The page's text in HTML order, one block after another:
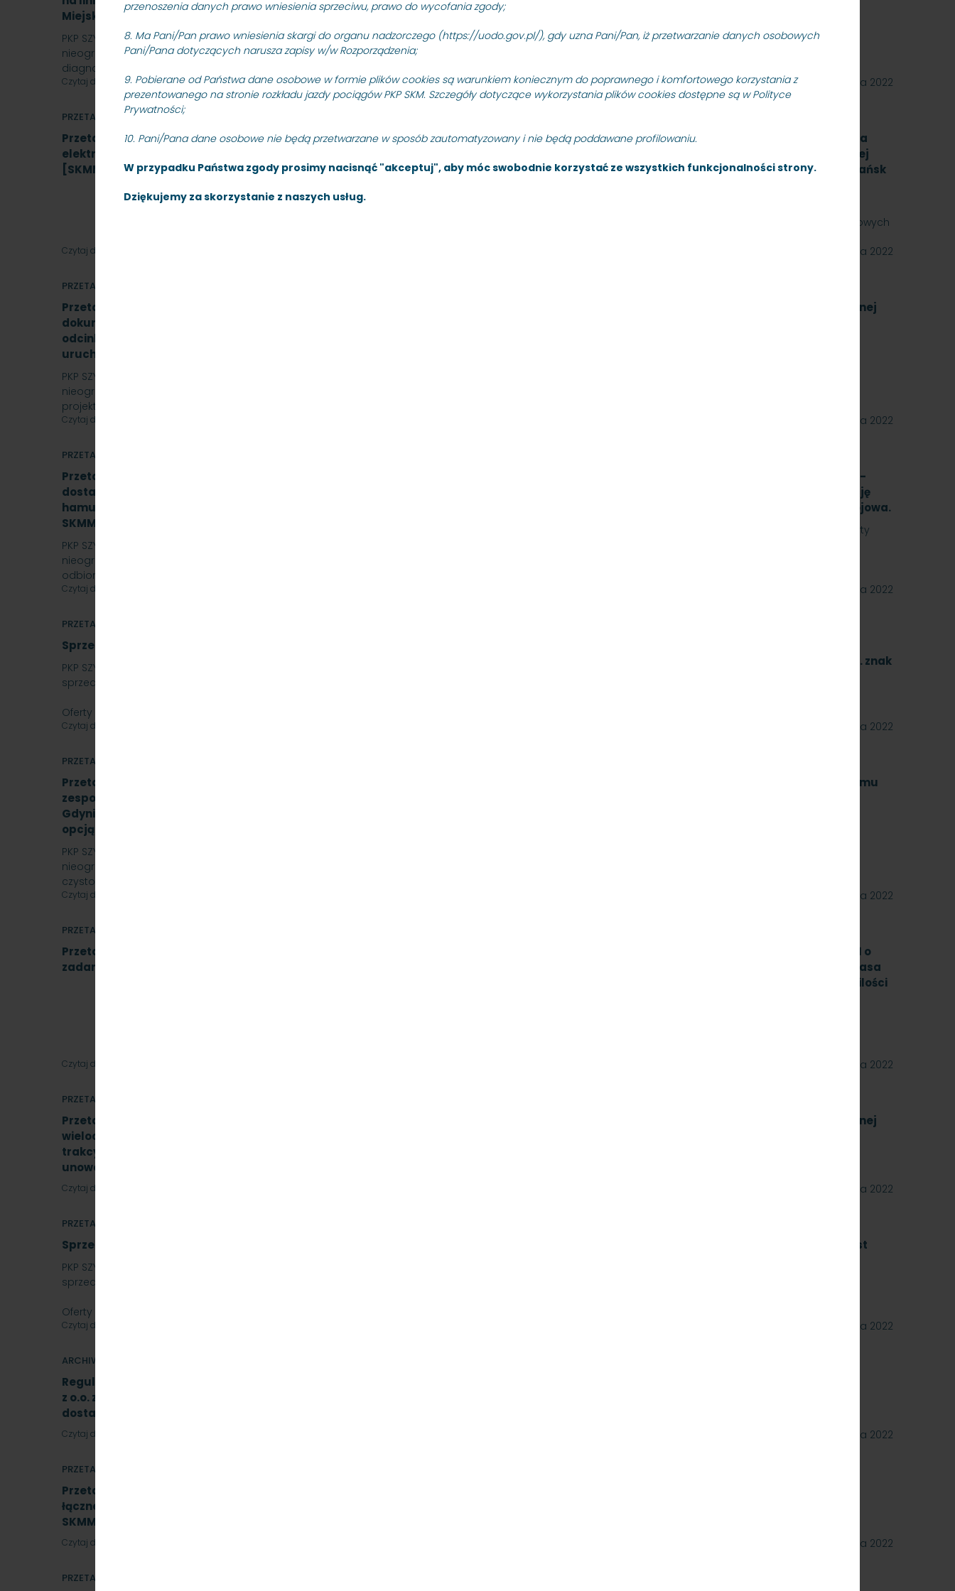
przenoszenia danych prawo wniesienia sprzeciwu, prawo do wycofania zgody;
8. Ma Pani/Pan prawo wniesienia skargi do organu nadzorczego (https://uodo.gov.pl/), gdy uzna Pani/Pan, iż przetwarzanie danych osobowych
Pani/Pana dotyczących narusza zapisy w/w Rozporządzenia;
9. Pobierane od Państwa dane osobowe w formie plików cookies są warunkiem koniecznym do poprawnego i komfortowego korzystania z
prezentowanego na stronie rozkładu jazdy pociągów PKP SKM. Szczegóły dotyczące wykorzystania plików cookies dostępne są w Polityce
Prywatności;
10. Pani/Pana dane osobowe nie będą przetwarzane w sposób zautomatyzowany i nie będą poddawane profilowaniu.
W przypadku Państwa zgody prosimy nacisnąć "akceptuj", aby móc swobodnie korzystać ze wszystkich funkcjonalności strony.
Dziękujemy za skorzystanie z naszych usług.
Miejska w Trójmieście Sp. z o.o - znak: SKMMU.086.60.22.
PKP SZYBKA KOLEJ MIEJSKA W TRÓJMIEŚCIE Sp. z o.o. ogłasza przetarg
nieograniczony na wykonanie zadania pn.: „Kontrola okresowa i badania
diagnostyczne…
Czytaj dalej 08 grudnia 2022
nieograniczony, którego przedmiotem jest świadczenie usług utrzymania
Czytaj dalej 28 listopada 2022
PRZETARGI
Przetarg nieograniczony, którego przedmiotem jest naprawa główna
elektrycznych napędów zwrotnicowych typu SIEMENS S700K.
[SKMMU.086.64.22]
Czytaj dalej
Przetarg nieograniczony na wykonanie zadania pn.: „Modernizacja
dźwigów osobowych wraz z wykonaniem dokumentacji technicznej
oraz uzgodnieniami TDT na peronach PKP SKM Sopot Wyścigi i Gdańsk
nieograniczony na wykonanie zadania pn.: „Modernizacja dźwigów osobowych
21 listopada 2022
PRZETARGI
Przetarg nieograniczony na wykonanie zadania pn. Aktualizacja
dokumentacji projektowej i budowa samoczynnej blokady liniowej na
odcinku Sopot – Gdynia Orłowo wraz z wdrożeniem, rozruchem i
uruchomieniem urządzeń i systemów - SKMMU.086.38.22.
PKP SZYBKA KOLEJ MIEJSKA W TRÓJMIEŚCIE Sp. z o.o. ogłasza przetarg
nieograniczony na wykonanie zadania pn. Aktualizacja dokumentacji
projektowej i…
Czytaj dalej
Przetarg nieograniczony na zakup energii elektrycznej nietrakcyjnej
27 października 2022
PRZETARGI
Przetarg nieograniczony, którego przedmiotem jest „sukcesywna
dostawa do siedziby Zamawiającego – 9.525 szt. żeliwnych wstawek
hamulcowych z dylatacjami typu DO-B-380, znak sprawy:
SKMMU.086.57.22
PKP SZYBKA KOLEJ MIEJSKA W TRÓJMIEŚCIE Sp. z o.o. ogłasza przetarg
nieograniczony, którego przedmiotem jest „sukcesywna dostawa do siedziby
odbiorcy…
Czytaj dalej
Zapytanie ofertowe na wykonanie opracowania analizy formalno-
prawnej wraz z koncepcją techniczną na rozbudowę i modernizację
kanalizacji sanitarnej obiektu A-13 na stacji Gdynia Cisowa Postojowa.
PKP Szybka Kolej Miejska w Trójmieście Sp. z o.o. zaprasza do złożenia oferty
26 października 2022
PRZETARGI
Sprzedaż auta osobowego Skoda SuperB
PKP SZYBKA KOLEJ MIEJSKA W TRÓJMIEŚCIE SP. Z O.O. informuje, że wystawia na
sprzedaż samochód osobowy Skoda SuperB.
Oferty należy składać do dnia…
Czytaj dalej
usytuowanych przy linii kolejowej nr 250 obejmujący trzy zadania. znak
29 września 2022
PRZETARGI
Przetarg nieograniczony na świadczenie usług utrzymania czystości w
zespołach trakcyjnych elektrycznych na stacjach: Lębork, Wejherowo,
Gdynia Cisowa,Gdańsk Śródmieście,Gdańsk Wrzeszcz, Kościerzyna z
opcją rozszerzenia o trakcję spalinową, SKMMU.086.55.22
PKP SZYBKA KOLEJ MIEJSKA W TRÓJMIEŚCIE Sp. z o.o. ogłasza przetarg
nieograniczony, którego przedmiotem jest świadczenie usług utrzymania
czystości w…
Czytaj dalej
Przetarg nieograniczony na wykonanie naprawy czwartego poziomu
23 września 2022
PRZETARGI
Przetarg nieograniczony na naprawę podzespołów, obejmującą trzy
zadania. Znak SKMMU.086.39A.22
Czytaj dalej
Przetarg nieograniczony na zakup i dostawę szyn kolejowych 49E1 o
jednostkowej długości 30 mb, gatunek stali R260, odmiana ”S”, klasa
AX wykonane zgodnie z normą PN-EN 13674-1 ILK3d – 518/03/07 w ilości
09 września 2022
PRZETARGI
Przetarg nieograniczony, którego przedmiotem jest dostawa 10
wieloczłonowych fabrycznie nowych elektrycznych zespołów
trakcyjnych wraz z dostawą sprzętu przeznaczonego do
unowocześnienia zaplecza utrzymania taboru SKMMU.086.26.22
Czytaj dalej
Przetarg nieograniczony na zakup energii elektrycznej nietrakcyjnej
02 września 2022
PRZETARGI
Sprzedaż auta osobowego Skoda SuperB
PKP SZYBKA KOLEJ MIEJSKA W TRÓJMIEŚCIE SP. Z O.O. informuje, że wystawia na
sprzedaż samochód osobowy Skoda SuperB.
Oferty należy składać do dnia…
Czytaj dalej
Regulamin udzielania zamówień publicznych, których wartość jest
23 sierpnia 2022
ARCHIWUM
Regulamin Udzielania przez PKP Szybka Kolej Miejska w Trójmieście Sp.
z o.o. zamówień sektorowych podprogowych na roboty budowlane,
dostawy i usługi
Czytaj dalej 18 sierpnia 2022
PRZETARGI
Przetarg nieograniczony na realizację instalacji fotowoltaicznej o
łącznej mocy do 50 kWp w formule Zaprojektuj i wybuduj. Znak:
SKMMU.086.45.22
Czytaj dalej 12 sierpnia 2022
PRZETARGI